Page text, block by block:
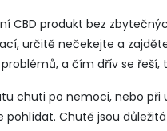
CBD produkt bez
určitě nečekejte a
a čím dřív se řeší,
chuti po nemoci, nebo
pohlídat. Chutě jsou